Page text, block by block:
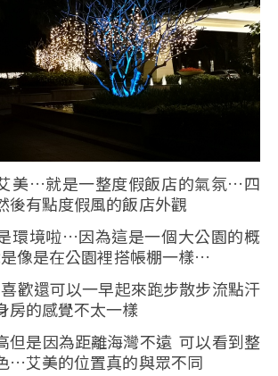
美…就是一整度假飯店的氣氛…四
有點度假風的飯店外觀
環境啦…因為這是一個大公園的概
像是在公園裡搭帳棚一樣…
歡還可以一早起來跑步散步流點汗
的感覺不太一樣
但是因為距離海灣不遠 可以看到整
…艾美的位置真的與眾不同